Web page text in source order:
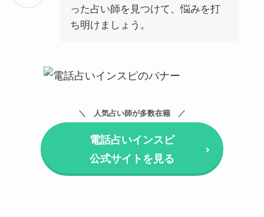
った占い師を見つけて、悩みを打
ち明けましょう。
人気占い師が多数在籍
電話占いインスピ
公式サイトを見る